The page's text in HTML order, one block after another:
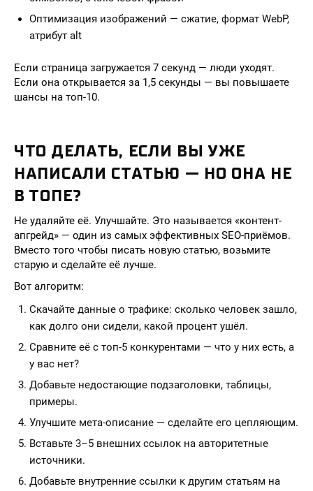
Оптимизация изображений — сжатие, формат WebP,
атрибут alt
Если страница загружается 7 секунд — люди уходят.
Если она открывается за 1,5 секунды — вы повышаете
шансы на топ-10.
ЧТО ДЕЛАТЬ, ЕСЛИ ВЫ УЖЕ
НАПИСАЛИ СТАТЬЮ — НО ОНА НЕ
В ТОПЕ?
Не удаляйте её. Улучшайте. Это называется «контент-
апгрейд» — один из самых эффективных SEO-приёмов.
Вместо того чтобы писать новую статью, возьмите
старую и сделайте её лучше.
Вот алгоритм:
Скачайте данные о трафике: сколько человек зашло,
как долго они сидели, какой процент ушёл.
Сравните её с топ-5 конкурентами — что у них есть, а
у вас нет?
Добавьте недостающие подзаголовки, таблицы,
примеры.
Улучшите мета-описание — сделайте его цепляющим.
Вставьте 3–5 внешних ссылок на авторитетные
источники.
Добавьте внутренние ссылки к другим статьям на